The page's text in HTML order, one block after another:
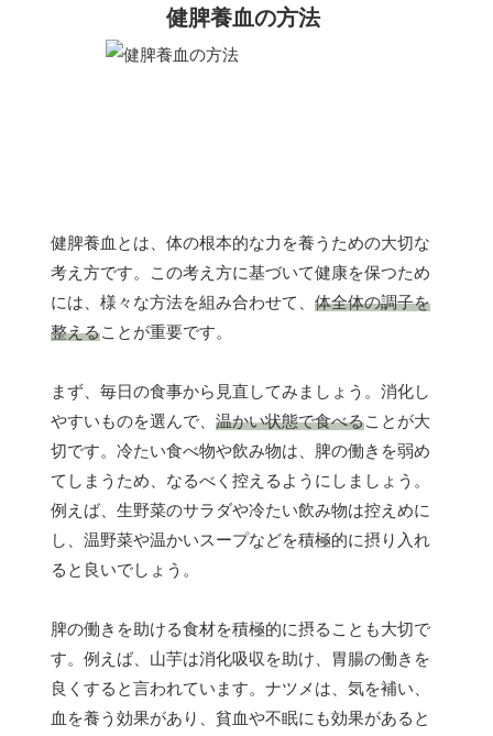
健脾養血の方法
健脾養血とは、体の根本的な力を養うための大切な
考え方です。この考え方に基づいて健康を保つため
には、様々な方法を組み合わせて、 体全体の調子を
整えることが重要です。
まず、毎日の食事から見直してみましょう。消化し
やすいものを選んで、 温かい状態で食べることが大
切です。冷たい食べ物や飲み物は、脾の働きを弱め
てしまうため、なるべく控えるようにしましょう。
例えば、生野菜のサラダや冷たい飲み物は控えめに
し、温野菜や温かいスープなどを積極的に摂り入れ
ると良いでしょう。
脾の働きを助ける食材を積極的に摂ることも大切で
す。例えば、山芋は消化吸収を助け、胃腸の働きを
良くすると言われています。ナツメは、気を補い、
血を養う効果があり、貧血や不眠にも効果があると